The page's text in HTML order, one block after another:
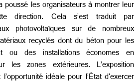
poussé les organisateurs à montrer leur
direction. Cela s’est traduit par
photovoltaïques sur de nombreux
recyclés dont du béton pour les
ou des installations économes en
les zones extérieures. L’exposition
idéale pour l’État d'exercer